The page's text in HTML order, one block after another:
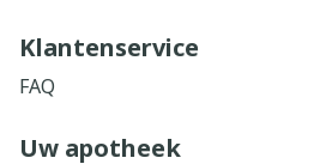
Klantenservice
FAQ
Uw apotheek